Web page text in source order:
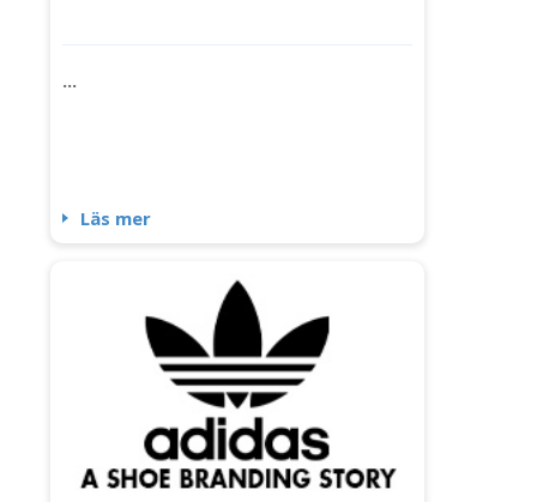
...
Läs mer